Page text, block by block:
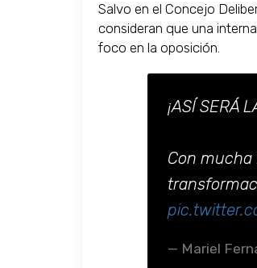
Salvo en el Concejo
consideran que una
foco en la oposición.
¡ASÍ SERÁ
Con
— Mariel